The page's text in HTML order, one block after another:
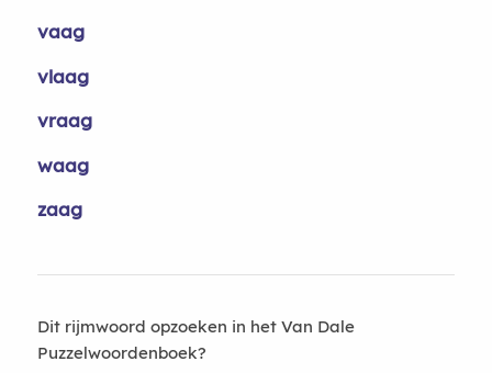
vaag
vlaag
vraag
waag
zaag
Dit rijmwoord opzoeken in het Van Dale
Puzzelwoordenboek?